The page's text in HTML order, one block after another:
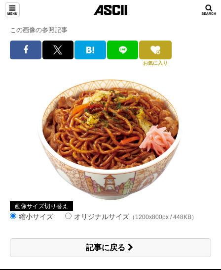
この画像の参照記事
お気に入り
画像サイズ切り替え
縮小サイズ オリジナルサイズ （1200x800px / 448KB）
記事に戻る